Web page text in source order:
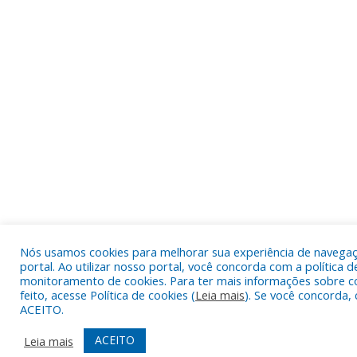
Nós usamos cookies para melhorar sua experiência de
portal. Ao utilizar nosso portal, você concorda com a política
monitoramento de cookies. Para ter mais informações sobre
feito, acesse Política de cookies (Leia mais). Se você concorda,
ACEITO.
Leia mais
ACEITO